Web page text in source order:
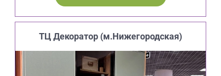
ТЦ Декоратор (м.Нижегородская)